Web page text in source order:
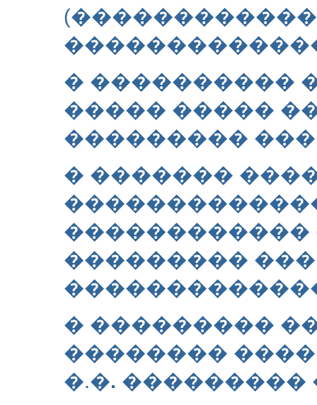
� ����������
����� �����
���������
� �������
������������
���������
� ���������
��������
�.�. ���������